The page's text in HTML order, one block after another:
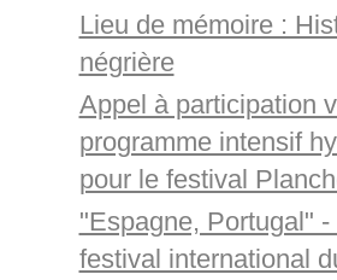
Lieu de mémoire :
négrière
Appel à participation
programme intensif
pour le festival
"Espagne, Portugal"
festival international